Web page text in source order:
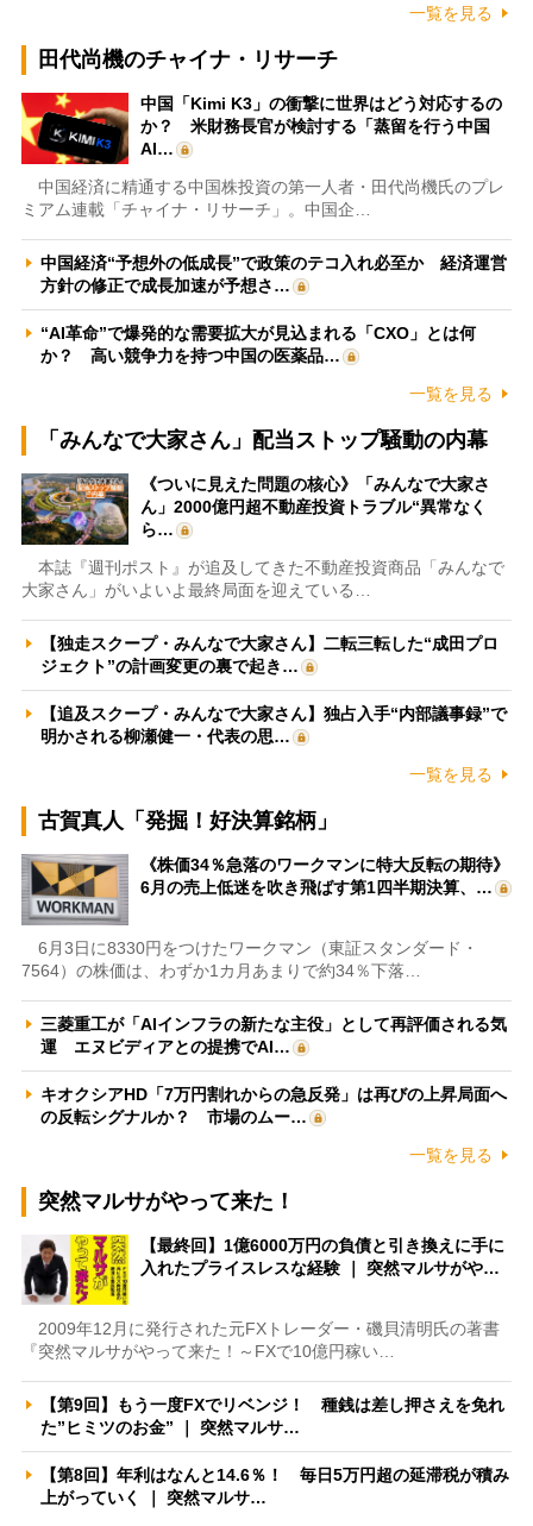
一覧を見る
田代尚機のチャイナ・リサーチ
中国「Kimi K3」の衝撃に世界はどう対応するの
か？ 米財務長官が検討する「蒸留を行う中国
AI…
中国経済に精通する中国株投資の第一人者・田代尚機氏のプレ
ミアム連載「チャイナ・リサーチ」。中国企…
中国経済“予想外の低成長”で政策のテコ入れ必至か 経済運営
方針の修正で成長加速が予想さ…
“AI革命”で爆発的な需要拡大が見込まれる「CXO」とは何
か？ 高い競争力を持つ中国の医薬品…
一覧を見る
「みんなで大家さん」配当ストップ騒動の内幕
《ついに見えた問題の核心》「みんなで大家さ
ん」2000億円超不動産投資トラブル“異常なく
ら…
本誌『週刊ポスト』が追及してきた不動産投資商品「みんなで
大家さん」がいよいよ最終局面を迎えている…
【独走スクープ・みんなで大家さん】二転三転した“成田プロ
ジェクト”の計画変更の裏で起き…
【追及スクープ・みんなで大家さん】独占入手“内部議事録”で
明かされる柳瀬健一・代表の思…
一覧を見る
古賀真人「発掘！好決算銘柄」
《株価34％急落のワークマンに特大反転の期待》
6月の売上低迷を吹き飛ばす第1四半期決算、…
6月3日に8330円をつけたワークマン（東証スタンダード・
7564）の株価は、わずか1カ月あまりで約34％下落…
三菱重工が「AIインフラの新たな主役」として再評価される気
運 エヌビディアとの提携でAI…
キオクシアHD「7万円割れからの急反発」は再びの上昇局面へ
の反転シグナルか？ 市場のムー…
一覧を見る
突然マルサがやって来た！
【最終回】1億6000万円の負債と引き換えに手に
入れたプライスレスな経験 ｜ 突然マルサがや…
2009年12月に発行された元FXトレーダー・磯貝清明氏の著書
『突然マルサがやって来た！～FXで10億円稼い…
【第9回】もう一度FXでリベンジ！ 種銭は差し押さえを免れ
た”ヒミツのお金” ｜ 突然マルサ…
【第8回】年利はなんと14.6％！ 毎日5万円超の延滞税が積み
上がっていく ｜ 突然マルサ…